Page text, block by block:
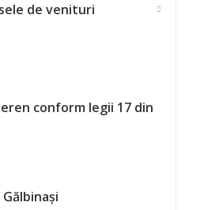
de venituri
conform legii 17 din